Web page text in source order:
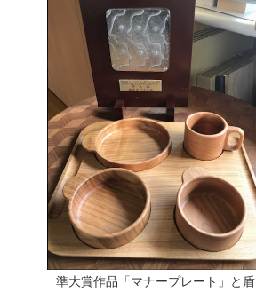
準大賞作品「マナープレート」と盾